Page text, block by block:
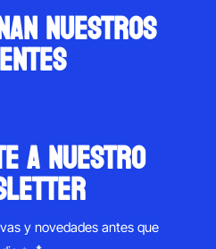
nuestros
a nuestro
y novedades antes que